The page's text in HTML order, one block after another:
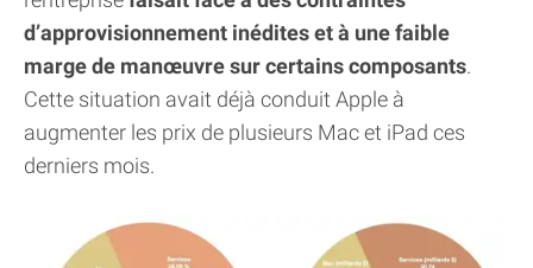
d’approvisionnement inédites et à une faible
marge de manœuvre sur certains composants.
Cette situation avait déjà conduit Apple à
augmenter les prix de plusieurs Mac et iPad ces
derniers mois.